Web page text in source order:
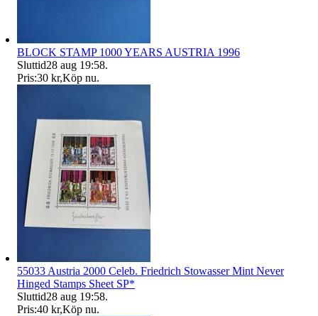
BLOCK STAMP 1000 YEARS AUSTRIA 1996
Sluttid28 aug 19:58.
Pris:30 kr,Köp nu.
55033 Austria 2000 Celeb. Friedrich Stowasser Mint Never
Hinged Stamps Sheet SP*
Sluttid28 aug 19:58.
Pris:40 kr,Köp nu.